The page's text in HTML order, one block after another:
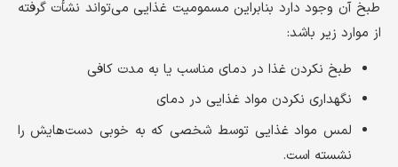
طبخ آن وجود دارد بنابراین مسمومیت غذایی می‌تواند نشأت گرفته
از موارد زیر باشد:
طبخ نکردن غذا در دمای مناسب یا به مدت کافی
نگهداری نکردن مواد غذایی در دمای
لمس مواد غذایی توسط شخصی که به خوبی دست‌هایش را
نشسته است.